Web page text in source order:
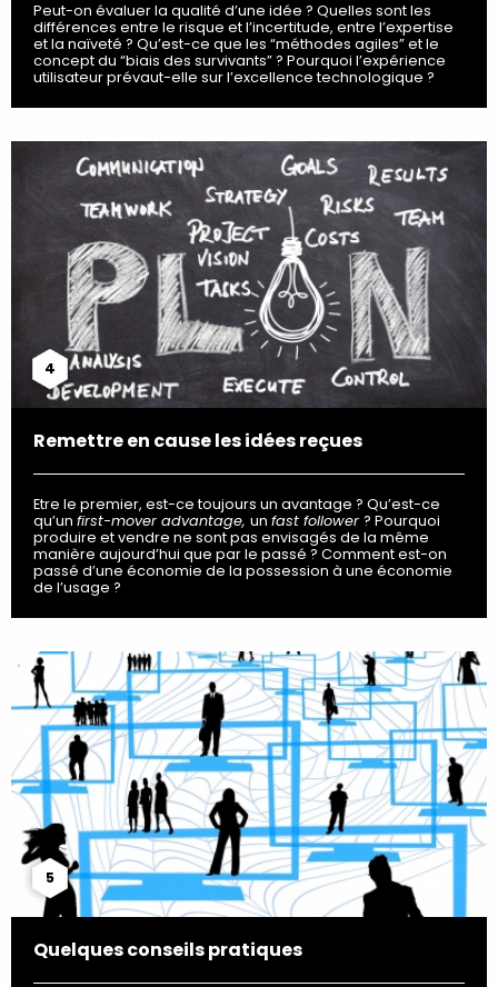
Peut-on évaluer la qualité d’une idée ? Quelles sont les
différences entre le risque et l’incertitude, entre l’expertise
et la naïveté ? Qu’est-ce que les “méthodes agiles” et le
concept du “biais des survivants” ? Pourquoi l’expérience
utilisateur prévaut-elle sur l’excellence technologique ?
4
Remettre en cause les idées reçues
Etre le premier, est-ce toujours un avantage ? Qu’est-ce
qu’un first-mover advantage, un fast follower ? Pourquoi
produire et vendre ne sont pas envisagés de la même
manière aujourd’hui que par le passé ? Comment est-on
passé d’une économie de la possession à une économie
de l’usage ?
5
Quelques conseils pratiques